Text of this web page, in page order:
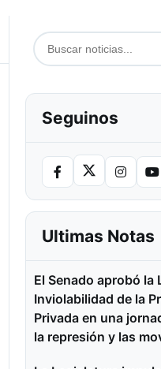
Seguinos
Ultimas Notas
El Senado aprobó la
Inviolabilidad de la
Privada en una
la represión y las